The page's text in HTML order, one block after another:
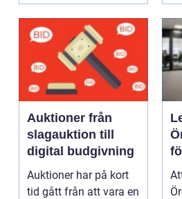
Auktioner från
slagauktion till
digital budgivning
Auktioner har på kort
tid gått från att vara en